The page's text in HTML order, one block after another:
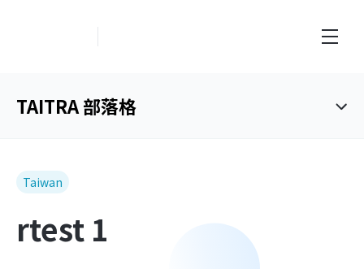
TAITRA 部落格
Taiwan
rtest 1